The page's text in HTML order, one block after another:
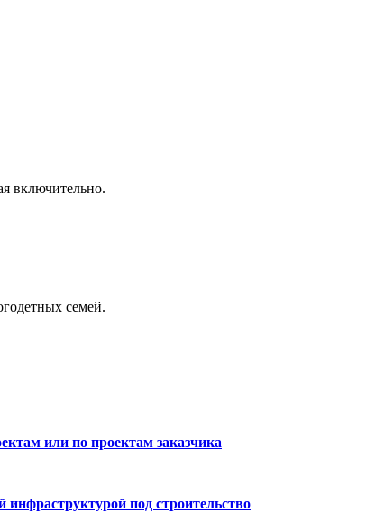
включительно.
семей.
или по проектам заказчика
инфраструктурой под строительство